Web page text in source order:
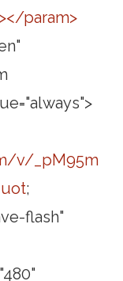
param>
v/_pM95m
;
flash"